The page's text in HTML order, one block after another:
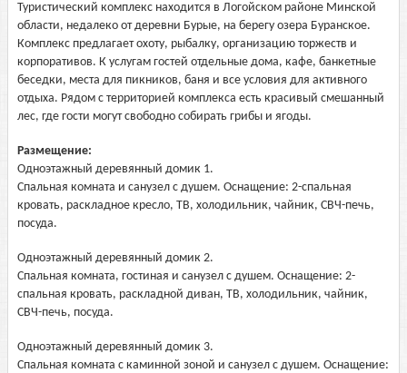
Туристический комплекс находится в Логойском районе Минской
области, недалеко от деревни Бурые, на берегу озера Буранское.
Комплекс предлагает охоту, рыбалку, организацию торжеств и
корпоративов. К услугам гостей отдельные дома, кафе, банкетные
беседки, места для пикников, баня и все условия для активного
отдыха. Рядом с территорией комплекса есть красивый смешанный
лес, где гости могут свободно собирать грибы и ягоды.
Размещение:
Одноэтажный деревянный домик 1.
Спальная комната и санузел с душем. Оснащение: 2-спальная
кровать, раскладное кресло, ТВ, холодильник, чайник, СВЧ-печь,
посуда.
Одноэтажный деревянный домик 2.
Спальная комната, гостиная и санузел с душем. Оснащение: 2-
спальная кровать, раскладной диван, ТВ, холодильник, чайник,
СВЧ-печь, посуда.
Одноэтажный деревянный домик 3.
Спальная комната с каминной зоной и санузел с душем. Оснащение: